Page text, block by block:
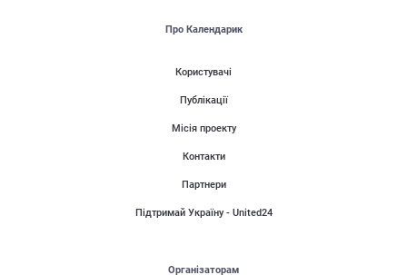
Про Календарик
Користувачі
Публікації
Місія проекту
Контакти
Партнери
Підтримай Україну - United24
Організаторам